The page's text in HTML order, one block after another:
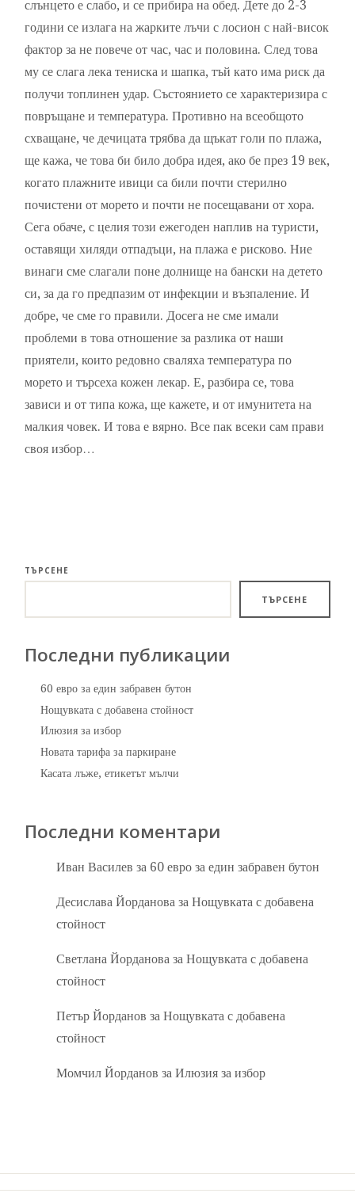
слънцето е слабо, и се прибира на обед. Дете до 2-3
години се излага на жарките лъчи с лосион с най-висок
фактор за не повече от час, час и половина. След това
му се слага лека тениска и шапка, тъй като има риск да
получи топлинен удар. Състоянието се характеризира с
повръщане и температура. Противно на всеобщото
схващане, че дечицата трябва да щъкат голи по плажа,
ще кажа, че това би било добра идея, ако бе през 19 век,
когато плажните ивици са били почти стерилно
почистени от морето и почти не посещавани от хора.
Сега обаче, с целия този ежегоден наплив на туристи,
оставящи хиляди отпадъци, на плажа е рисково. Ние
винаги сме слагали поне долнище на бански на детето
си, за да го предпазим от инфекции и възпаление. И
добре, че сме го правили. Досега не сме имали
проблеми в това отношение за разлика от наши
приятели, които редовно сваляха температура по
морето и търсеха кожен лекар. Е, разбира се, това
зависи и от типа кожа, ще кажете, и от имунитета на
малкия човек. И това е вярно. Все пак всеки сам прави
своя избор…
ТЪРСЕНЕ
ТЪРСЕНЕ
Последни публикации
60 евро за един забравен бутон
Нощувката с добавена стойност
Илюзия за избор
Новата тарифа за паркиране
Касата лъже, етикетът мълчи
Последни коментари
Иван Василев за 60 евро за един забравен бутон
Десислава Йорданова заНощувката с добавена
стойност
Светлана Йорданова заНощувката с добавена
стойност
Петър Йорданов заНощувката с добавена
стойност
Момчил Йорданов заИлюзия за избор